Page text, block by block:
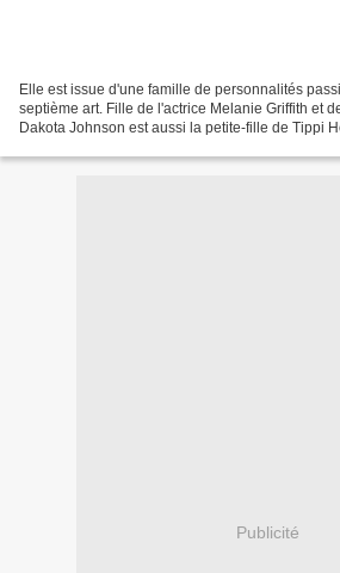
Elle est issue d'une famille de personnalités
septième art. Fille de l'actrice Melanie Griffith et
Dakota Johnson est aussi la petite-fille de Tippi
Publicité